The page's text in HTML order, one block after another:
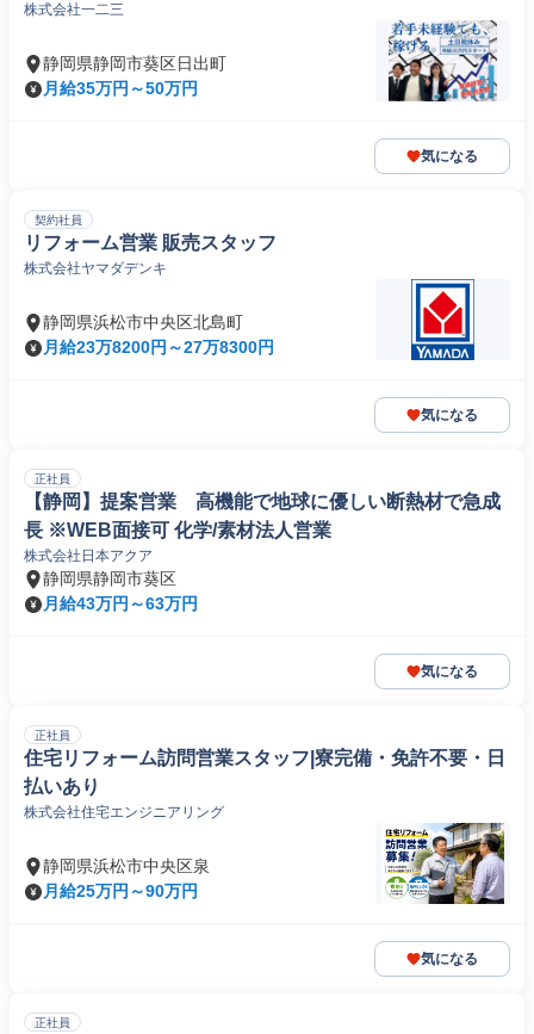
株式会社一二三
静岡県静岡市葵区日出町
月給35万円～50万円
気になる
契約社員
リフォーム営業 販売スタッフ
株式会社ヤマダデンキ
静岡県浜松市中央区北島町
月給23万8200円～27万8300円
気になる
正社員
【静岡】提案営業 高機能で地球に優しい断熱材で急成
長 ※WEB面接可 化学/素材法人営業
株式会社日本アクア
静岡県静岡市葵区
月給43万円～63万円
気になる
正社員
住宅リフォーム訪問営業スタッフ|寮完備・免許不要・日
払いあり
株式会社住宅エンジニアリング
静岡県浜松市中央区泉
月給25万円～90万円
気になる
正社員